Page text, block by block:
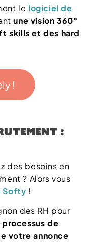
le logiciel de
une vision 360°
skills et des hard
!
:
des besoins en
? Alors vous
Softy !
des RH pour
de
votre annonce